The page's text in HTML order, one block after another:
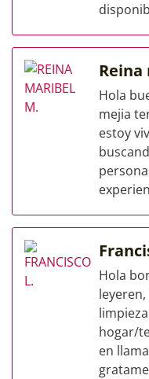
Hola
mejia
estoy
Hola
hogar/
en